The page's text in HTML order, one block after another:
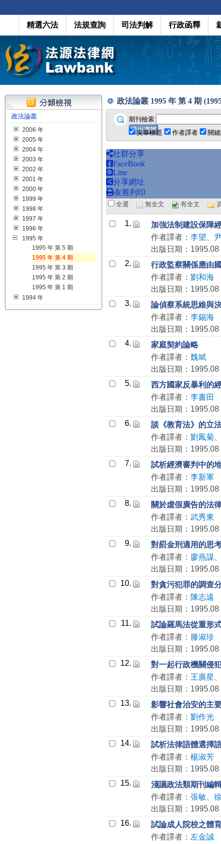
精選六法 法規查詢 司法判解 行政函釋
政法論叢
2006 年
2005 年
2004 年
2003 年
2002 年
2001 年
2000 年
1999 年
1998 年
1997 年
1996 年
1995 年
1995 年 第 5 期
1995 年 第 4 期
1995 年 第 3 期
1995 年 第 2 期
1995 年 第 1 期
1994 年
政法論叢 1995 年 第 4 期
期刊檢索
文章標題
作者譯者 關
社群分享
FaceBook
Line
分享網址
友善列印
全選 無全文 有全文
1.
加強法制建設保障
作者譯者： 李望
出版日期：1995.08
2.
行政監察關係應由
作者譯者： 劉和海
出版日期：1995.08
3.
論偵察系統思維與
作者譯者： 李錫海
出版日期：1995.08
4.
家庭契約論略
作者譯者： 魏斌
出版日期：1995.08
5.
西方國家反暴利的
作者譯者： 李書田
出版日期：1995.08
6.
談《教育法》的立
作者譯者： 劉鳳菊
出版日期：1995.08
7.
試析經濟審判中的
作者譯者： 李新軍
出版日期：1995.08
8.
關於虛假廣告的法
作者譯者： 武秀東
出版日期：1995.08
9.
對罰金刑適用的思
作者譯者： 廖燕謀
出版日期：1995.08
10.
對貪污犯罪的調查
作者譯者： 陳志遠
出版日期：1995.08
11.
試論羅馬法從重形
作者譯者： 滕淑珍
出版日期：1995.08
12.
對一起行政機關侵
作者譯者： 王廣星
出版日期：1995.08
13.
影響社會治安的主
作者譯者： 劉作光
出版日期：1995.08
14.
試析法律語體選擇
作者譯者： 楊淑芳
出版日期：1995.08
15.
淺議政法類期刊編
作者譯者： 張敏
出版日期：1995.08
16.
試論成人院校之體
作者譯者： 左金誠